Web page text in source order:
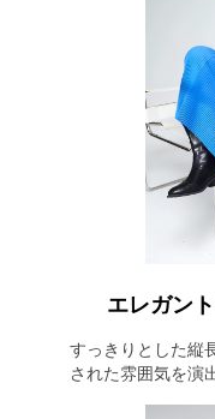
エレガン
すっきりとした縦
された雰囲気を演